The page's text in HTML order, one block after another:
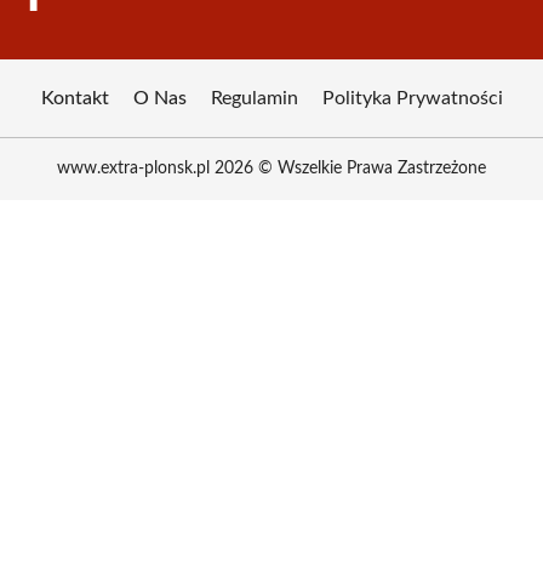
Kontakt O Nas Regulamin Polityka Prywatności
www.extra-plonsk.pl 2026 © Wszelkie Prawa Zastrzeżone